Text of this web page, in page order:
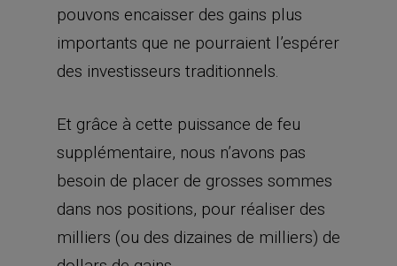
pouvons encaisser des gains plus
importants que ne pourraient l’espérer
des investisseurs traditionnels.
Et grâce à cette puissance de feu
supplémentaire, nous n’avons pas
besoin de placer de grosses sommes
dans nos positions, pour réaliser des
milliers (ou des dizaines de milliers) de